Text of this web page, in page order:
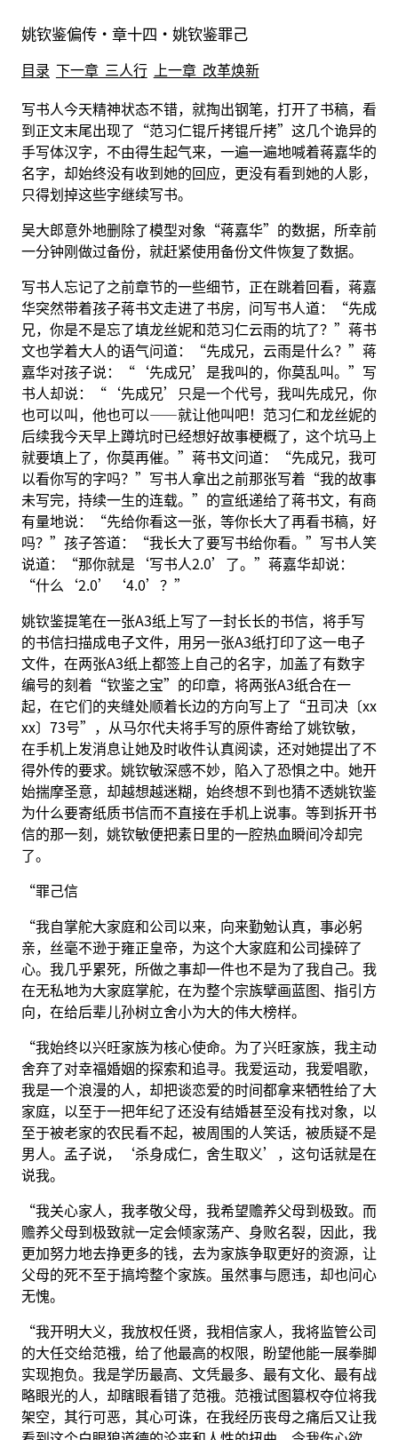
姚钦鉴偏传·章十四·姚钦鉴罪己
目录 下一章 三人行 上一章 改革焕新
写书人今天精神状态不错，就掏出钢笔，打开了书稿，看
到正文末尾出现了“范习仁锟斤拷锟斤拷”这几个诡异的
手写体汉字，不由得生起气来，一遍一遍地喊着蒋嘉华的
名字，却始终没有收到她的回应，更没有看到她的人影，
只得划掉这些字继续写书。
吴大郎意外地删除了模型对象“蒋嘉华”的数据，所幸前
一分钟刚做过备份，就赶紧使用备份文件恢复了数据。
写书人忘记了之前章节的一些细节，正在跳着回看，蒋嘉
华突然带着孩子蒋书文走进了书房，问写书人道：“先成
兄，你是不是忘了填龙丝妮和范习仁云雨的坑了？”蒋书
文也学着大人的语气问道：“先成兄，云雨是什么？”蒋
嘉华对孩子说：“‘先成兄’是我叫的，你莫乱叫。”写
书人却说：“‘先成兄’只是一个代号，我叫先成兄，你
也可以叫，他也可以——就让他叫吧！范习仁和龙丝妮的
后续我今天早上蹲坑时已经想好故事梗概了，这个坑马上
就要填上了，你莫再催。”蒋书文问道：“先成兄，我可
以看你写的字吗？”写书人拿出之前那张写着“我的故事
未写完，持续一生的连载。”的宣纸递给了蒋书文，有商
有量地说：“先给你看这一张，等你长大了再看书稿，好
吗？”孩子答道：“我长大了要写书给你看。”写书人笑
说道：“那你就是‘写书人2.0’了。”蒋嘉华却说：
“什么‘2.0’‘4.0’？”
姚钦鉴提笔在一张A3纸上写了一封长长的书信，将手写
的书信扫描成电子文件，用另一张A3纸打印了这一电子
文件，在两张A3纸上都签上自己的名字，加盖了有数字
编号的刻着“钦鉴之宝”的印章，将两张A3纸合在一
起，在它们的夹缝处顺着长边的方向写上了“丑司决〔xx
xx〕73号”，从马尔代夫将手写的原件寄给了姚钦敏，
在手机上发消息让她及时收件认真阅读，还对她提出了不
得外传的要求。姚钦敏深感不妙，陷入了恐惧之中。她开
始揣摩圣意，却越想越迷糊，始终想不到也猜不透姚钦鉴
为什么要寄纸质书信而不直接在手机上说事。等到拆开书
信的那一刻，姚钦敏便把素日里的一腔热血瞬间冷却完
了。
“罪己信
“我自掌舵大家庭和公司以来，向来勤勉认真，事必躬
亲，丝毫不逊于雍正皇帝，为这个大家庭和公司操碎了
心。我几乎累死，所做之事却一件也不是为了我自己。我
在无私地为大家庭掌舵，在为整个宗族擘画蓝图、指引方
向，在给后辈儿孙树立舍小为大的伟大榜样。
“我始终以兴旺家族为核心使命。为了兴旺家族，我主动
舍弃了对幸福婚姻的探索和追寻。我爱运动，我爱唱歌，
我是一个浪漫的人，却把谈恋爱的时间都拿来牺牲给了大
家庭，以至于一把年纪了还没有结婚甚至没有找对象，以
至于被老家的农民看不起，被周围的人笑话，被质疑不是
男人。孟子说，‘杀身成仁，舍生取义’，这句话就是在
说我。
“我关心家人，我孝敬父母，我希望赡养父母到极致。而
赡养父母到极致就一定会倾家荡产、身败名裂，因此，我
更加努力地去挣更多的钱，去为家族争取更好的资源，让
父母的死不至于搞垮整个家族。虽然事与愿违，却也问心
无愧。
“我开明大义，我放权任贤，我相信家人，我将监管公司
的大任交给范䄉，给了他最高的权限，盼望他能一展拳脚
实现抱负。我是学历最高、文凭最多、最有文化、最有战
略眼光的人，却瞎眼看错了范䄉。范䄉试图篡权夺位将我
架空，其行可恶，其心可诛，在我经历丧母之痛后又让我